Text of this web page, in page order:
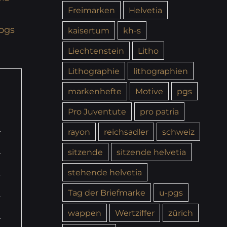
Freimarken
Helvetia
kaisertum
kh-s
Liechtenstein
Litho
Lithographie
lithographien
markenhefte
Motive
pgs
Pro Juventute
pro patria
rayon
reichsadler
schweiz
sitzende
sitzende helvetia
stehende helvetia
Tag der Briefmarke
u-pgs
wappen
Wertziffer zürich